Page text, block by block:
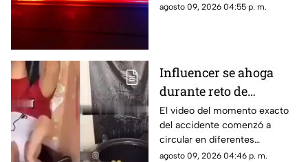
Jiutepec.
agosto 09, 2026 04:55 p. m.
Influencer se ahoga
durante reto de
transmisión en vivo;
esto se sabe del caso
(+VIDEO)
El video del momento exacto
del accidente comenzó a
circular en diferentes
plataformas digitales.
agosto 09, 2026 04:46 p. m.